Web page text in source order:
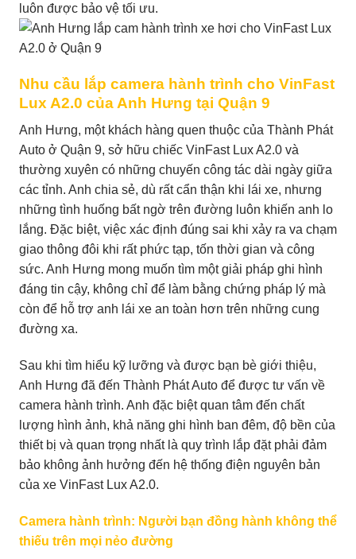
luôn được bảo vệ tối ưu.
Nhu cầu lắp camera hành trình cho VinFast
Lux A2.0 của Anh Hưng tại Quận 9
Anh Hưng, một khách hàng quen thuộc của Thành Phát
Auto ở Quận 9, sở hữu chiếc VinFast Lux A2.0 và
thường xuyên có những chuyến công tác dài ngày giữa
các tỉnh. Anh chia sẻ, dù rất cẩn thận khi lái xe, nhưng
những tình huống bất ngờ trên đường luôn khiến anh lo
lắng. Đặc biệt, việc xác định đúng sai khi xảy ra va chạm
giao thông đôi khi rất phức tạp, tốn thời gian và công
sức. Anh Hưng mong muốn tìm một giải pháp ghi hình
đáng tin cậy, không chỉ để làm bằng chứng pháp lý mà
còn để hỗ trợ anh lái xe an toàn hơn trên những cung
đường xa.
Sau khi tìm hiểu kỹ lưỡng và được bạn bè giới thiệu,
Anh Hưng đã đến Thành Phát Auto để được tư vấn về
camera hành trình. Anh đặc biệt quan tâm đến chất
lượng hình ảnh, khả năng ghi hình ban đêm, độ bền của
thiết bị và quan trọng nhất là quy trình lắp đặt phải đảm
bảo không ảnh hưởng đến hệ thống điện nguyên bản
của xe VinFast Lux A2.0.
Camera hành trình: Người bạn đồng hành không thể
thiếu trên mọi nẻo đường